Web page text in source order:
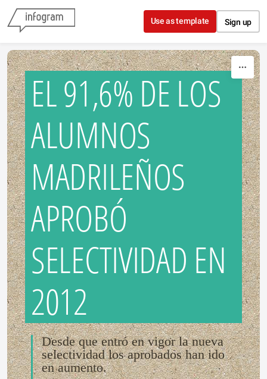
Skip to content
Use as template Sign up
EL 91,6% DE LOS
ALUMNOS
MADRILEÑOS
APROBÓ
SELECTIVIDAD EN
2012
Desde que entró en vigor la nueva
selectividad los aprobados han ido
en aumento.